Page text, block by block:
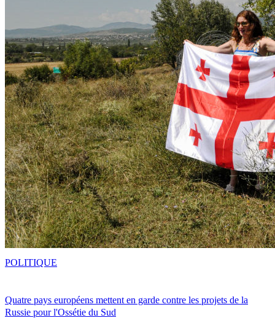
Quatre pays européens mettent en garde contre les projets de la
Russie pour l'Ossétie du Sud
POLITIQUE